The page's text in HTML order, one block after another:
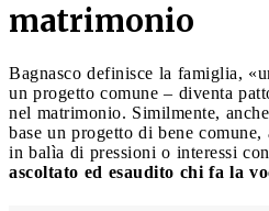
matrimonio
Bagnasco definisce la famiglia,
un progetto comune – diventa
nel matrimonio. Similmente,
base un progetto di bene
in balìa di pressioni o interessi
ascoltato ed esaudito chi fa la